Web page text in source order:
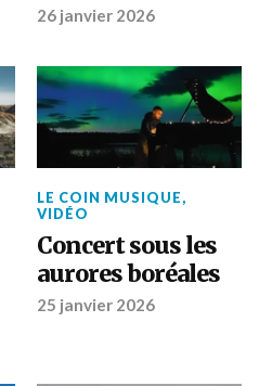
26 janvier 2026
LE COIN MUSIQUE,
VIDÉO
Concert sous les
aurores boréales
25 janvier 2026